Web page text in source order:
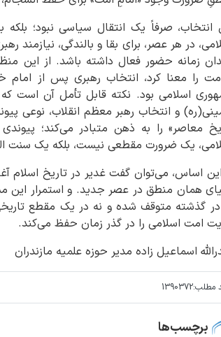
انتخاب، صرفاً یک انتقال سیاسی نبود؛
در هر عصر، برای بقا و بالندگی،
زمانه حضور فعال داشته باشد. از این
را معنا کرد، انتخاب رهبری پس از امام
اسلامی بود. نکته قابل تأمل آن است
و انتخاب رهبر معظم انقلاب، نوعی
معاصر» را به ذهن متبادر می‌کند؛
یک ضرورت مقطعی نیست، بلکه یک سنت
اساس، می‌توان گفت غدیر در تاریخ اسلام
همان منطق در عصر جدید. و استمرار این
در گذشته متوقف شده و نه در یک مقطع
امت اسلامی را در گذر زمان حفظ می‌کند.
اسماعیل زاده مدیر حوزه علمیه مازندران
مطلب:1390372
برچسب‌ها